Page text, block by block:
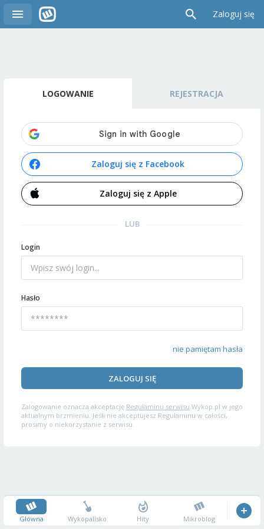
Zaloguj się
LOGOWANIE REJESTRACJA
Zaloguj się z Facebook
Zaloguj się z Apple
LUB
Login
Hasło
nie pamiętam hasła
ZALOGUJ SIĘ
Zalogowanie oznacza akceptację Regulaminu serwisu Wykop.pl w jego
aktualnym brzmieniu. Jeśli nie akceptujesz Regulaminu w całości,
prosimy o niekorzystanie z serwisu.
Główna Wykopalisko Hity Mikroblog